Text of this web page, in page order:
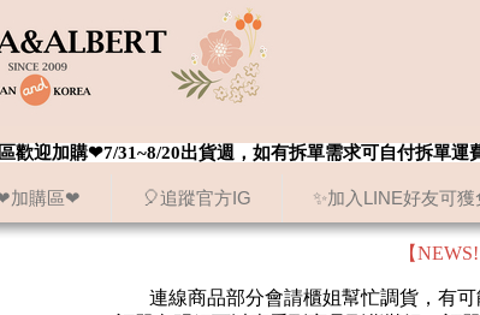
加購區❤ 🎈追蹤官方IG ✨加入LINE好友可
歡迎加購❤7/31~8/20出貨週，如有拆單需求可自付拆單